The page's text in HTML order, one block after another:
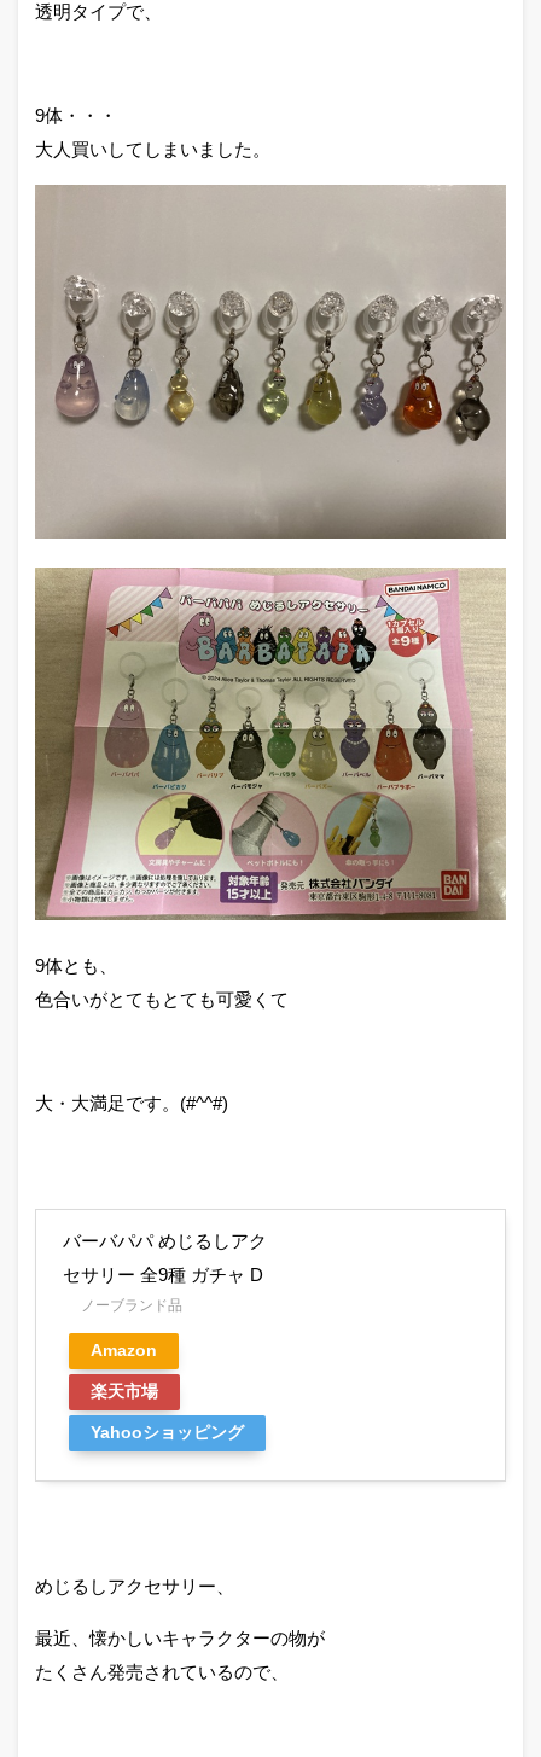
透明タイプで、
9体・・・
大人買いしてしまいました。
9体とも、
色合いがとてもとても可愛くて
大・大満足です。(#^^#)
バーバパパ めじるしアク
セサリー 全9種 ガチャ D
ノーブランド品
Amazon
楽天市場
Yahooショッピング
めじるしアクセサリー、
最近、懐かしいキャラクターの物が
たくさん発売されているので、